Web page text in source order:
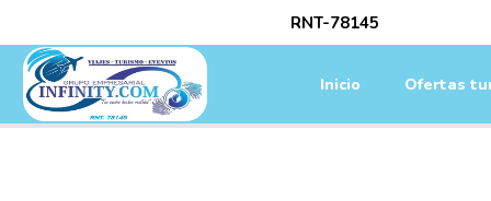
RNT-78145
Inicio Ofertas